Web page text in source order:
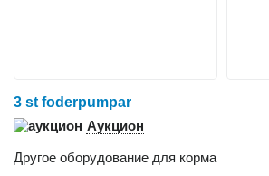
3 st foderpumpar
Аукцион
Другое оборудование для корма